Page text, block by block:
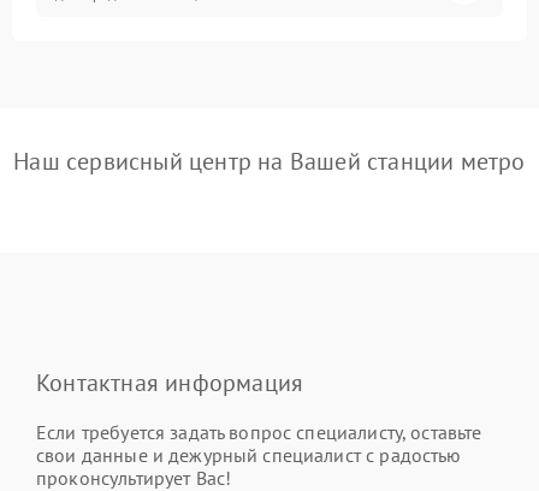
Наш сервисный центр на Вашей станции метро
Контактная информация
Если требуется задать вопрос специалисту, оставьте
свои данные и дежурный специалист с радостью
проконсультирует Вас!